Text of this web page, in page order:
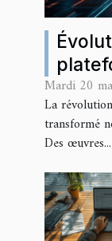
Mardi 20
La
transformé
Des œuvres...